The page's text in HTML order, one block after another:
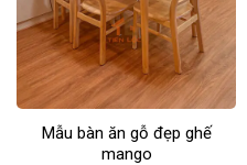
Mẫu bàn ăn gỗ đẹp ghế
mango